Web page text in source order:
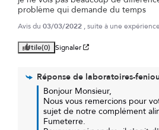
problème qui demande du temps
Avis du 03/03/2022 , suite à une
Utile(0) Signaler
Réponse de laboratoires-
Bonjour Monsieur,
Nous vous remercions pour
sujet de notre complément
Fumeterre.